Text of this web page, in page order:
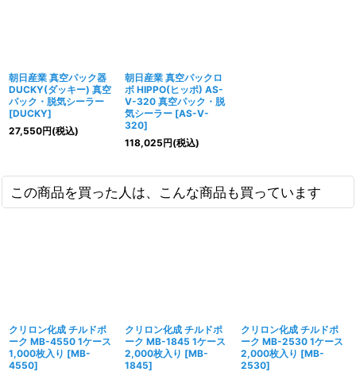
朝日産業 真空パック器
DUCKY(ダッキー) 真空
パック・脱気シーラー
[DUCKY]
27,550円(税込)
朝日産業 真空パックロ
ボ HIPPO(ヒッポ) AS-
V-320 真空パック・脱
気シーラー [AS-V-
320]
118,025円(税込)
この商品を買った人は、こんな商品も買っています
クリロン化成 チルドポ
ーク MB-4550 1ケース
1,000枚入り [MB-
4550]
クリロン化成 チルドポ
ーク MB-1845 1ケース
2,000枚入り [MB-
1845]
クリロン化成 チルドポ
ーク MB-2530 1ケース
2,000枚入り [MB-
2530]